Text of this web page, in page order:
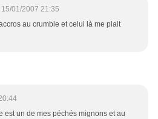
15/01/2007 21:35
au crumble et celui là me plait
est un de mes péchés mignons et au